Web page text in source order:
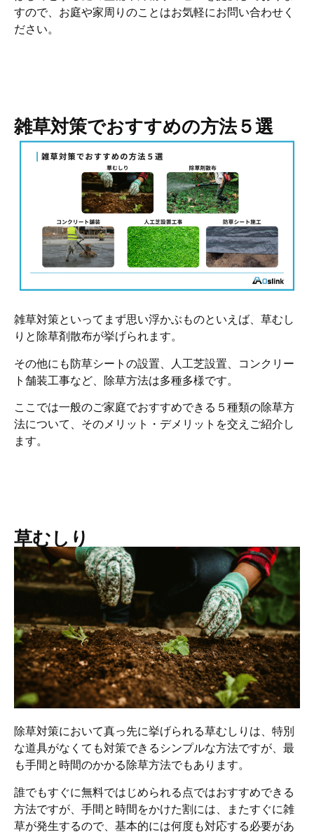
すので、お庭や家周りのことはお気軽にお問い合わせく
ださい。
雑草対策でおすすめの方法５選
雑草対策といってまず思い浮かぶものといえば、草むし
りと除草剤散布が挙げられます。
その他にも防草シートの設置、人工芝設置、コンクリー
ト舗装工事など、除草方法は多種多様です。
ここでは一般のご家庭でおすすめできる５種類の除草方
法について、そのメリット・デメリットを交えご紹介し
ます。
草むしり
除草対策において真っ先に挙げられる草むしりは、特別
な道具がなくても対策できるシンプルな方法ですが、最
も手間と時間のかかる除草方法でもあります。
誰でもすぐに無料ではじめられる点ではおすすめできる
方法ですが、手間と時間をかけた割には、またすぐに雑
草が発生するので、基本的には何度も対応する必要があ